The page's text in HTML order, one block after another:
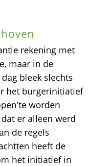
rekening met
maar in de
bleek slechts
het burgerinitiatief
worden
er alleen werd
de regels
heeft de
het initiatief in